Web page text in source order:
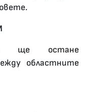
ще остане
областните